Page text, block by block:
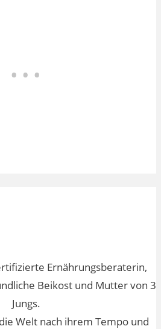
Ernährungsberaterin,
Beikost und Mutter von 3
Jungs.
Welt nach ihrem Tempo und